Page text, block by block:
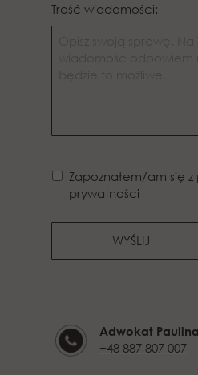
Adwokat
+48 887 807 007
Treść wiadomości:
Zapoznałem/am się
prywatności
WYŚLIJ